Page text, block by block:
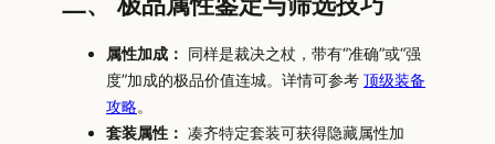
二、 极品属性鉴定与筛选技巧
属性加成： 同样是裁决之杖，带有“准确”或“强
度”加成的极品价值连城。详情可参考 顶级装备
攻略。
套装属性： 凑齐特定套装可获得隐藏属性加